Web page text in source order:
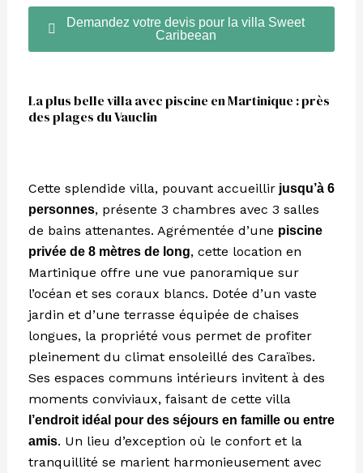
Demandez votre devis pour la villa Sweet
Caribeean
La plus belle villa avec piscine en Martinique : près
des plages du Vauclin
Cette splendide villa, pouvant accueillirjusqu’à 6
personnes, présente 3 chambres avec 3 salles
de bains attenantes. Agrémentée d’une piscine
privée de 8 mètres de long, cette location en
Martinique offre une vue panoramique sur
l’océan et ses coraux blancs. Dotée d’un vaste
jardin et d’une terrasse équipée de chaises
longues, la propriété vous permet de profiter
pleinement du climat ensoleillé des Caraïbes.
Ses espaces communs intérieurs invitent à des
moments conviviaux, faisant de cette villa
l’endroit idéal pour des séjours en famille ou entre
amis. Un lieu d’exception où le confort et la
tranquillité se marient harmonieusement avec